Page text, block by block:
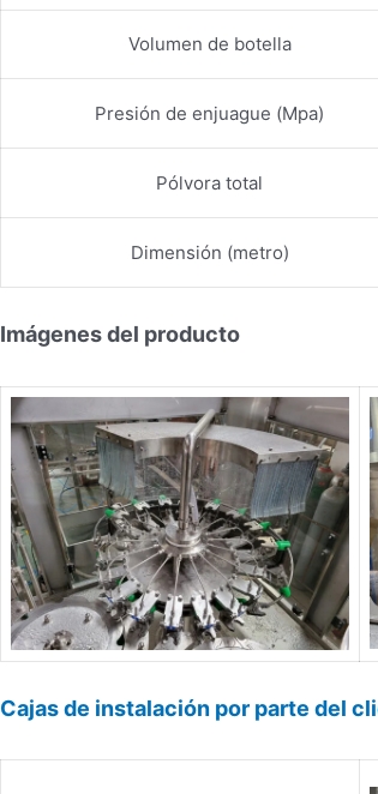
Volumen de botella
Presión de enjuague (Mpa)
Pólvora total
Dimensión (metro)
Imágenes del producto
Cajas de instalación por parte del